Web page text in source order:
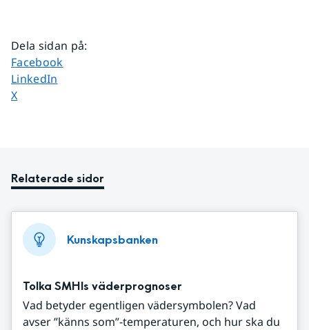
Dela sidan på:
Dela sidan på
Facebook
Dela sidan på
LinkedIn
Dela sidan på
X
Relaterade sidor
Kunskapsbanken
Tolka SMHIs väderprognoser
Vad betyder egentligen vädersymbolen? Vad
avser ”känns som”-temperaturen, och hur ska du